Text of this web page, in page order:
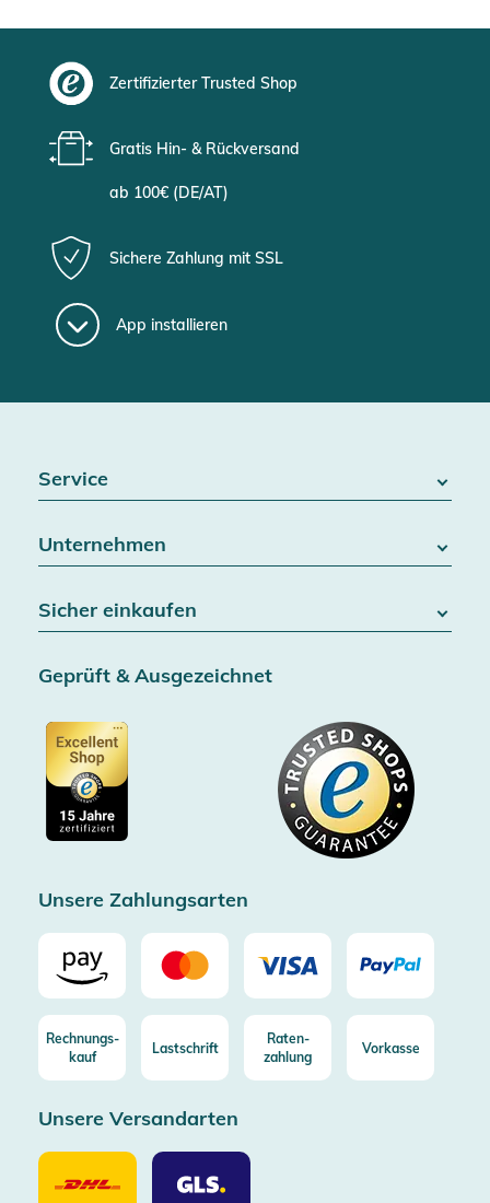
Zertifizierter Trusted Shop
Gratis Hin- & Rückversand
ab 100€ (DE/AT)
Sichere Zahlung mit SSL
App installieren
Service
Batteriegesetz
Widerrufsrecht
Vertrag widerrufen
AGB & Kundeninformationen
Datenschutz
Cookie-Einstellungen
Unternehmen
Blog
Jobs
Gutscheine
Showroom Düsseldorf
Impressum
Sicher einkaufen
SSL-Verschlüsselung
Zertifiziert durch Trusted Shops
Käuferschutz bis 20000€
Gratis Versand ab 100€ Bestellwert (in DE/AT)
Kostenlose Rücksendung (aus DE/AT)
Geprüft & Ausgezeichnet
Unsere Zahlungsarten
Rechnungs-
kauf
Lastschrift
Raten-
zahlung
Vorkasse
Unsere Versandarten
Unsere
Versandarten
Unsere
Versandarten